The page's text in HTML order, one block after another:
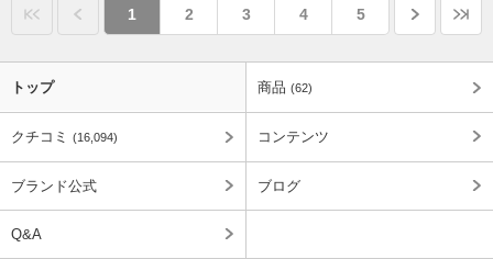
1 2 3 4 5
トップ 商品 (62)
クチコミ (16,094) コンテンツ
ブランド公式 ブログ
Q&A